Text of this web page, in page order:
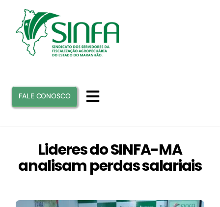
conteúdo
Toggle
SINFA
FALE CONOSCO
Lideres do SINFA-MA
analisam perdas salariais